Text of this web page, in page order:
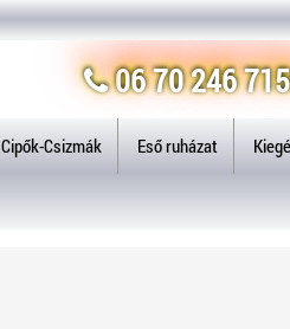
06 70 246
Cipők-Csizmák Eső ruházat